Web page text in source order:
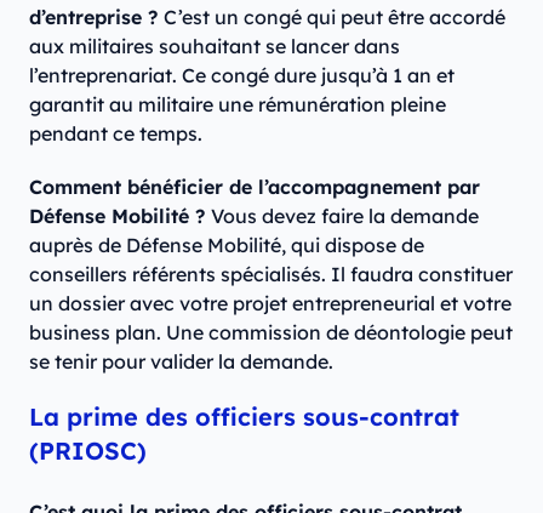
d’entreprise ? C’est un congé qui peut être accordé
aux militaires souhaitant se lancer dans
l’entreprenariat. Ce congé dure jusqu’à 1 an et
garantit au militaire une rémunération pleine
pendant ce temps.
Comment bénéficier de l’accompagnement par
Défense Mobilité ? Vous devez faire la demande
auprès de Défense Mobilité, qui dispose de
conseillers référents spécialisés. Il faudra constituer
un dossier avec votre projet entrepreneurial et votre
business plan. Une commission de déontologie peut
se tenir pour valider la demande.
La prime des officiers sous-contrat
(PRIOSC)